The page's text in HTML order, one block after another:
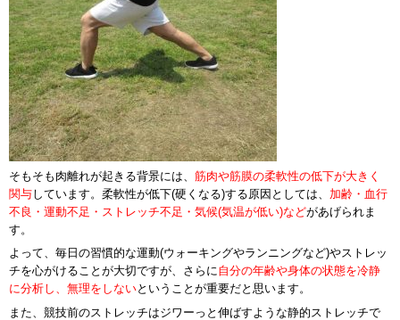
そもそも肉離れが起きる背景には、 筋肉や筋膜の柔軟性の低下が大きく
関与しています。柔軟性が低下(硬くなる)する原因としては、 加齢・血行
不良・運動不足・ストレッチ不足・気候(気温が低い)などがあげられま
す。
よって、毎日の習慣的な運動(ウォーキングやランニングなど)やストレッ
チを心がけることが大切ですが、さらに自分の年齢や身体の状態を冷静
に分析し、無理をしないということが重要だと思います。
また、競技前のストレッチはジワーっと伸ばすような静的ストレッチで